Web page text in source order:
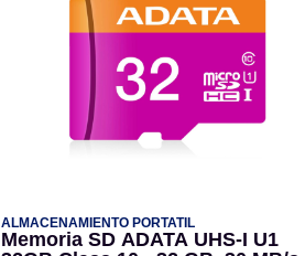
ALMACENAMIENTO PORTATIL
Memoria SD ADATA UHS-I U1